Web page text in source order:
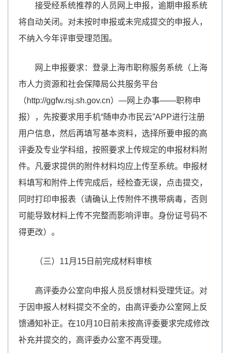
接受经系统推荐的人员网上申报，逾期申报系统
将自动关闭。对未按时申报或未完成提交的申报人，
不纳入今年评审受理范围。
网上申报要求：登录上海市职称服务系统（上海
市人力资源和社会保障局公共服务平台
（http://ggfw.rsj.sh.gov.cn）—网上办事——职称申
报），先按要求用手机“随申办市民云”APP进行注册
用户信息，然后再填写基本资料，选择所要申报的高
评委及专业学科组，按照要求上传规定的申报材料附
件。凡要求提供的附件材料均应上传至系统。申报材
料填写和附件上传完成后，经检查无误，点击提交，
同时打印申报表（请确认上传附件不携带病毒，否则
可能导致材料上传不完整而影响评审。身份证号码不
得更改）。
（三）11月15日前完成材料审核
高评委办公室向申报人员反馈材料受理凭证。对
于因申报人材料提交不全的，由高评委办公室网上反
馈通知补正。在10月10日前未按高评委要求完成修改
补充并提交的，高评委办公室不再受理。